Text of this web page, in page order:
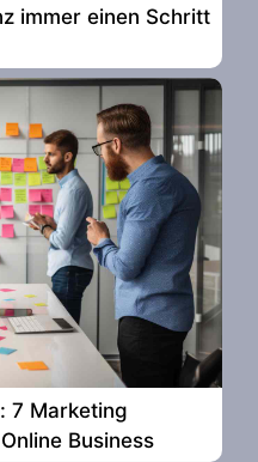
immer einen Schritt
7 Marketing
Business